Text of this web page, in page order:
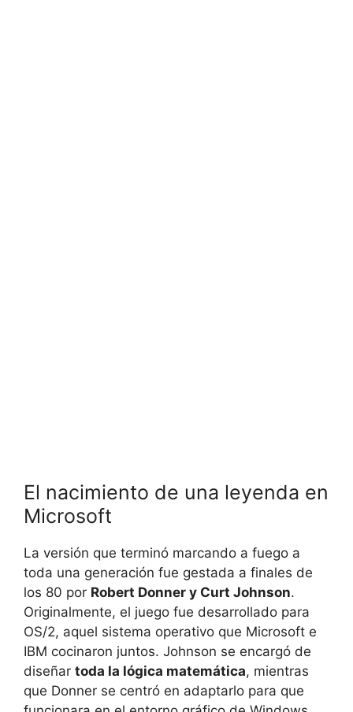
El nacimiento de una leyenda en
Microsoft
La versión que terminó marcando a fuego a
toda una generación fue gestada a finales de
los 80 por Robert Donner y Curt Johnson.
Originalmente, el juego fue desarrollado para
OS/2, aquel sistema operativo que Microsoft e
IBM cocinaron juntos. Johnson se encargó de
diseñar toda la lógica matemática, mientras
que Donner se centró en adaptarlo para que